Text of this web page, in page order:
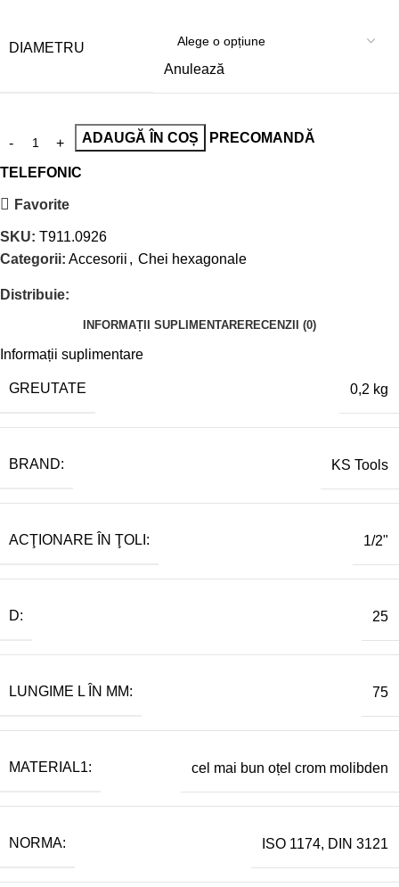
DIAMETRU
Anulează
ADAUGĂ ÎN COȘ PRECOMANDĂ
TELEFONIC
Favorite
SKU: T911.0926
Categorii: Accesorii , Chei hexagonale
Distribuie:
INFORMAȚII SUPLIMENTARE RECENZII (0)
Informații suplimentare
GREUTATE 0,2 kg
BRAND: KS Tools
ACŢIONARE ÎN ŢOLI: 1/2"
D: 25
LUNGIME L ÎN MM: 75
MATERIAL1: cel mai bun oțel crom molibden
NORMA: ISO 1174, DIN 3121